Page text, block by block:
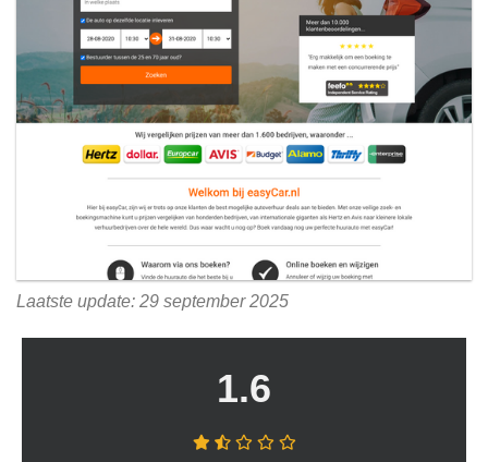
Laatste update: 29 september 2025
1.6